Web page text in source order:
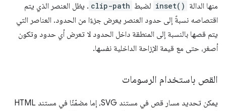
منها الدالة inset() لضبط clip-path . يظل العنصر الذي يتم
اقتصاصه نسبةً إلى حدود العنصر يعرض جزءًا من الحدود. العناصر التي
يتم قصها بالنسبة إلى المنطقة داخل الحدود لا تعرض أي حدود وتكون
أصغر، حتى مع قيمة الإزاحة الداخلية نفسها.
القص باستخدام الرسومات
يمكن تحديد مسار قص في مستند SVG، إما مضمّنًا في مستند HTML